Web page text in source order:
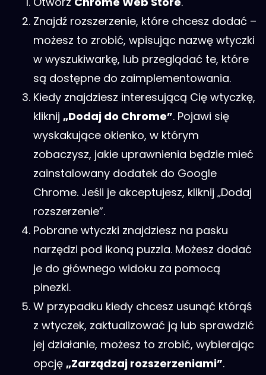
Znajdź rozszerzenie, które chcesz dodać –
możesz to zrobić, wpisując nazwę wtyczki
w wyszukiwarkę, lub przeglądać te, które
są dostępne do zaimplementowania.
Kiedy znajdziesz interesującą Cię wtyczkę,
kliknij „Dodaj do Chrome”. Pojawi się
wyskakujące okienko, w którym
zobaczysz, jakie uprawnienia będzie mieć
zainstalowany dodatek do Google
Chrome. Jeśli je akceptujesz, kliknij „Dodaj
rozszerzenie”.
Pobrane wtyczki znajdziesz na pasku
narzędzi pod ikoną puzzla. Możesz dodać
je do głównego widoku za pomocą
pinezki.
W przypadku kiedy chcesz usunąć którąś
z wtyczek, zaktualizować ją lub sprawdzić
jej działanie, możesz to zrobić, wybierając
opcję „Zarządzaj rozszerzeniami”.